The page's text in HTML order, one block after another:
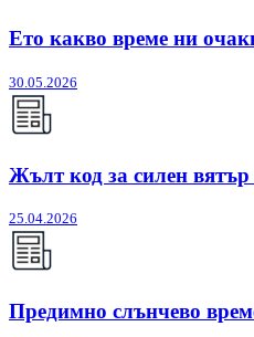
Ето какво време ни
30.05.2026
Жълт код за силен вятър
25.04.2026
Предимно слънчево